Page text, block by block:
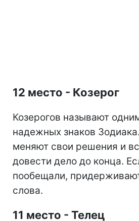
12 место - Козерог
Козерогов называют
надежных знаков
меняют свои решения и
довести дело до конца.
пообещали,
слова.
11 место - Телец